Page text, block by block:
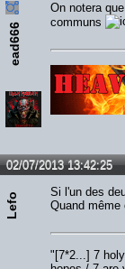
ead666
On notera
communs
02/07/2013 13:42:25
Lefo
Si l'un des
Quand même
"[7*2...] 7